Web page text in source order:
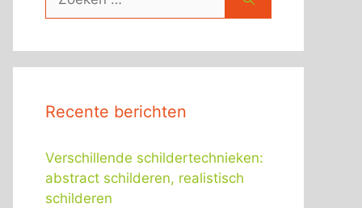
naar:
Recente berichten
Verschillende schildertechnieken:
abstract schilderen, realistisch
schilderen